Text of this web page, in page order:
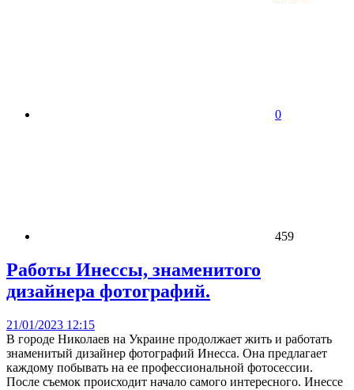
0
459
Работы Инессы, знаменитого
дизайнера фотографий.
21/01/2023 12:15
В городе Николаев на Украине продолжает жить и работать
знаменитый дизайнер фотографий Инесса. Она предлагает
каждому побывать на ее профессиональной фотосессии.
После съемок происходит начало самого интересного. Инессе